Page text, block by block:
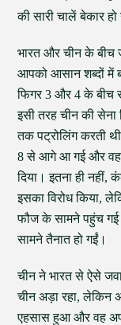
की सारी चालें बेकार हो
भारत और चीन के बीच
आपको आसान शब्दों में
फिगर 3 और 4 के बीच
इसी तरह चीन की
तक पट्रोलिंग करती
8 से आगे आ गई और वहां
दिया। इतना ही नहीं,
इसका विरोध किया,
फौज के सामने पहुंच
सामने तैनात हो गईं।
चीन ने भारत से ऐसे
चीन अड़ा रहा, लेकिन
एहसास हुआ और वह